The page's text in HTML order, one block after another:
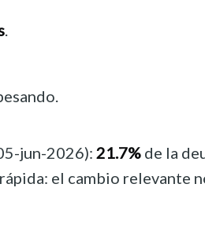
jun-2026): 21.7% de la
el cambio relevante